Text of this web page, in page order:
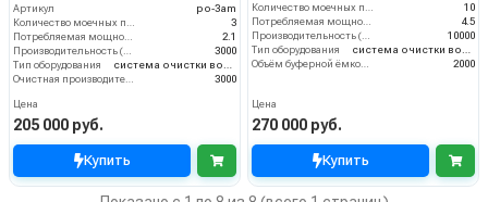
Артикул
po-3am
3
2.1
3000
Тип оборудования
3000
Цена
205 000 руб.
Купить
10
4.5
10000
Тип оборудования
2000
Цена
270 000 руб.
Купить